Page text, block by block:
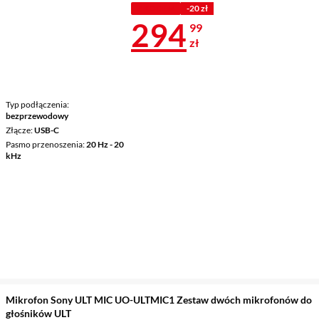
Typ podłączenia
bezprzewodowy
Złącze USB-C
Pasmo przenoszenia 20 Hz - 20
kHz
-20 zł
Cena 294,99
294 99
zł
Mikrofon Sony ULT MIC UO-ULTMIC1 Zestaw dwóch mikrofonów do
głośników ULT